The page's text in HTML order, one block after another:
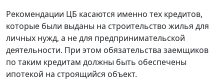
Рекомендации ЦБ касаются именно тех кредитов,
которые были выданы на строительство жилья для
личных нужд, а не для предпринимательской
деятельности. При этом обязательства заемщиков
по таким кредитам должны быть обеспечены
ипотекой на строящийся объект.